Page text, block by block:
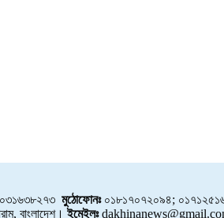
মুঠোফোনঃ০১৮১৭০৭২০৯৪;
বাংলাদেশ।ইমেইলঃ